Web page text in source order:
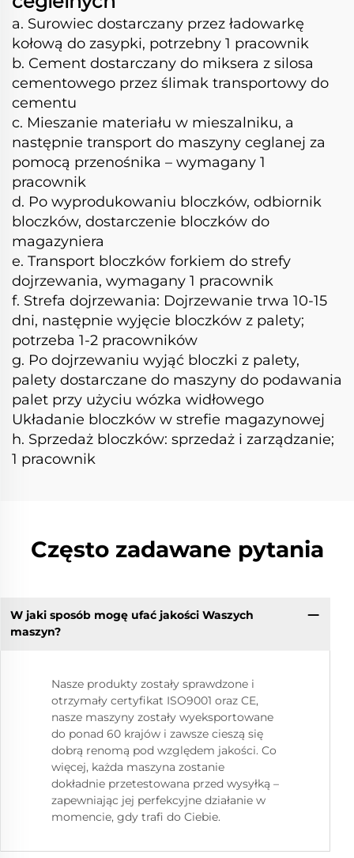
w Ghanie
a. Surowiec dostarczany przez ładowarkę
kołową do zasypki, potrzebny 1 pracownik
b. Cement dostarczany do miksera z silosa
cementowego przez ślimak transportowy do
cementu
c. Mieszanie materiału w mieszalniku, a
następnie transport do maszyny ceglanej za
pomocą przenośnika – wymagany 1
pracownik
d. Po wyprodukowaniu bloczków, odbiornik
bloczków, dostarczenie bloczków do
magazyniera
e. Transport bloczków forkiem do strefy
dojrzewania, wymagany 1 pracownik
f. Strefa dojrzewania: Dojrzewanie trwa 10-15
dni, następnie wyjęcie bloczków z palety;
potrzeba 1-2 pracowników
g. Po dojrzewaniu wyjąć bloczki z palety,
palety dostarczane do maszyny do podawania
palet przy użyciu wózka widłowego
Układanie bloczków w strefie magazynowej
h. Sprzedaż bloczków: sprzedaż i zarządzanie;
1 pracownik
Często zadawane pytania
W jaki sposób mogę ufać jakości Waszych
maszyn?
Nasze produkty zostały sprawdzone i
otrzymały certyfikat ISO9001 oraz CE,
nasze maszyny zostały wyeksportowane
do ponad 60 krajów i zawsze cieszą się
dobrą renomą pod względem jakości. Co
więcej, każda maszyna zostanie
dokładnie przetestowana przed wysyłką –
zapewniając jej perfekcyjne działanie w
momencie, gdy trafi do Ciebie.